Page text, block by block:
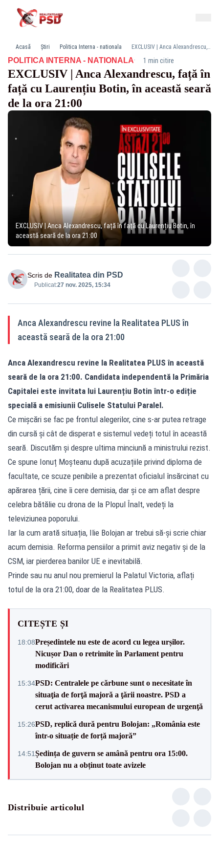
Acasă Știri Politica Interna - nationala EXCLUSIV | Anca Alexandrescu, față în față cu Laurențiu Botin, în această seară de la ora 21:00
POLITICA INTERNA - NATIONALA· 1 min citire
EXCLUSIV | Anca Alexandrescu, față în
față cu Laurențiu Botin, în această seară
de la ora 21:00
EXCLUSIV | Anca Alexandrescu, față în față cu Laurențiu Botin, în
această seară de la ora 21:00
Scris de Realitatea din PSD
Publicat:27 nov. 2025, 15:34
Anca Alexandrescu revine la Realitatea PLUS în
această seară de la ora 21:00
Anca Alexandrescu revine la Realitatea PLUS în această
seară de la ora 21:00. Candidata independentă la Primăria
Capitalei este invitata lui Laurențiu Botin într-o ediție
specială a emisiunii Culisele Statului Paralel.
Ce mișcări se fac pe frontul alegerilor, cine s-ar putea retrage
din cursă și cât de disperat e sistemul vedeți totul în această
seară. Discutăm și despre ultima minciună a ministrului rezist.
Ce spune Ionuț Moșteanu după acuzațiile privind diploma de
facultate, ce scuze penibile a prezentat oficialul însărcinat cu
apărarea țării, cine îi cere demisia, dar și ce am aflat despre
celebra bătălie cu drona de la Plopul Înalt, vedeți la
televiziunea poporului.
Iar la cum arată situația, Ilie Bolojan ar trebui să-și scrie chiar
acum demisia. Reforma pensiilor a primit aviz negativ și de la
CSM, iar pierderea banilor UE e inevitabilă.
Prinde sau nu anul nou premierul la Palatul Victoria, aflați
totul de la ora 21:00, doar de la Realitatea PLUS.
CITEȘTE ȘI
18:08Președintele nu este de acord cu legea urșilor.
Nicușor Dan o retrimite în Parlament pentru
modificări
15:34PSD: Centralele pe cărbune sunt o necesitate în
situaţia de forţă majoră a ţării noastre. PSD a
cerut activarea mecanismului european de urgenţă
15:26PSD, replică dură pentru Bolojan: „România este
într-o situație de forță majoră”
14:51Ședința de guvern se amână pentru ora 15:00.
Bolojan nu a obținut toate avizele
Distribuie articolul